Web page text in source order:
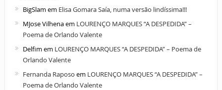
BigSlam em Elisa Gomara Saía, numa versão lindíssima!!!
MJose Vilhenaem LOURENÇO MARQUES “A DESPEDIDA” –
Poema de Orlando Valente
Delfim em LOURENÇO MARQUES “A DESPEDIDA” – Poema de
Orlando Valente
Fernanda Raposo em LOURENÇO MARQUES “A DESPEDIDA” –
Poema de Orlando Valente